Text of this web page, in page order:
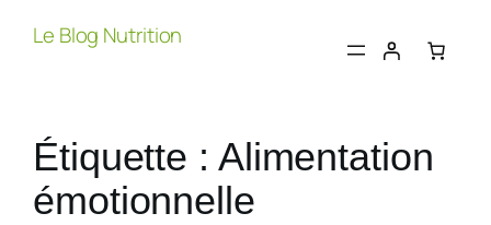
Le Blog Nutrition
Étiquette : Alimentation
émotionnelle